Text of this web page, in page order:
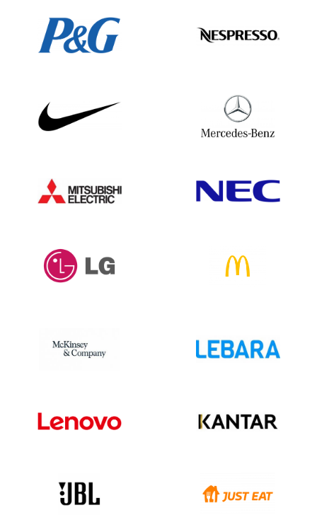
+49(0)302 1480480 oder für weitere
Informationen und Möglichkeiten sende